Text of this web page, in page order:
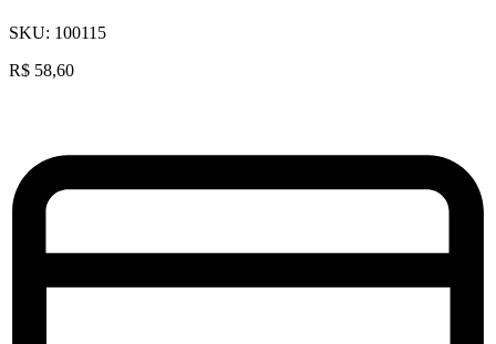
SKU: 100115
R$ 58,60